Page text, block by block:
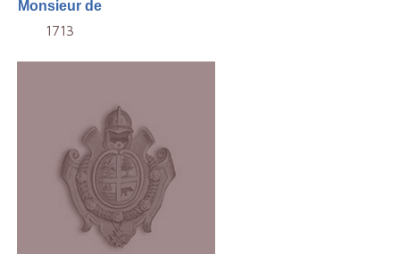
Monsieur de
1713